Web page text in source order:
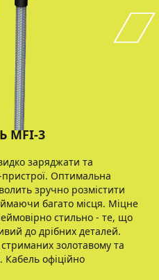
MFI-3
заряджати та
пристрої. Оптимальна
зручно розмістити
багато місця. Міцне
стильно - те, що
до дрібних деталей.
золотавому та
Кабель офіційно